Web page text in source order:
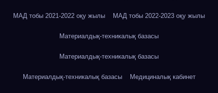
МАД тобы 2021-2022 оқу жылы МАД тобы 2022-2023 оқу жылы
Материалдық-техникалық базасы
Материалдық-техникалық базасы
Материалдық-техникалық базасы Медициналық кабинет